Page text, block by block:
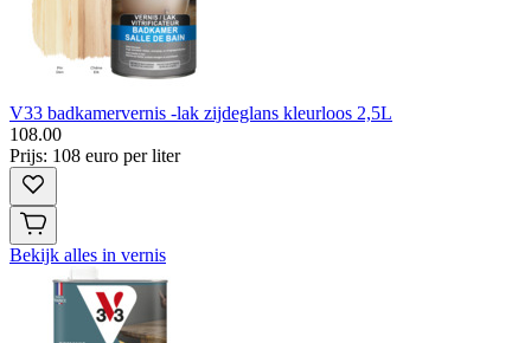
V33 badkamervernis -lak zijdeglans kleurloos 2,5L
108.00
Prijs: 108 euro per liter
Bekijk alles in vernis